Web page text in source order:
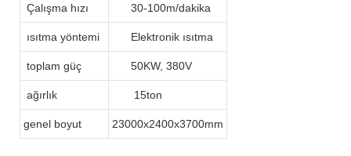
Çalışma hızı 30-100m/dakika
ısıtma yöntemi Elektronik ısıtma
toplam güç 50KW, 380V
ağırlık 15ton
genel boyut 23000x2400x3700mm